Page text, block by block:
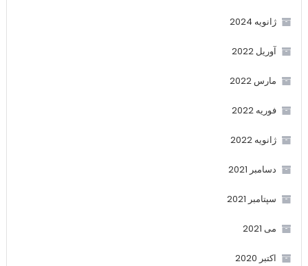
ژانویه 2024
آوریل 2022
مارس 2022
فوریه 2022
ژانویه 2022
دسامبر 2021
سپتامبر 2021
می 2021
اکتبر 2020